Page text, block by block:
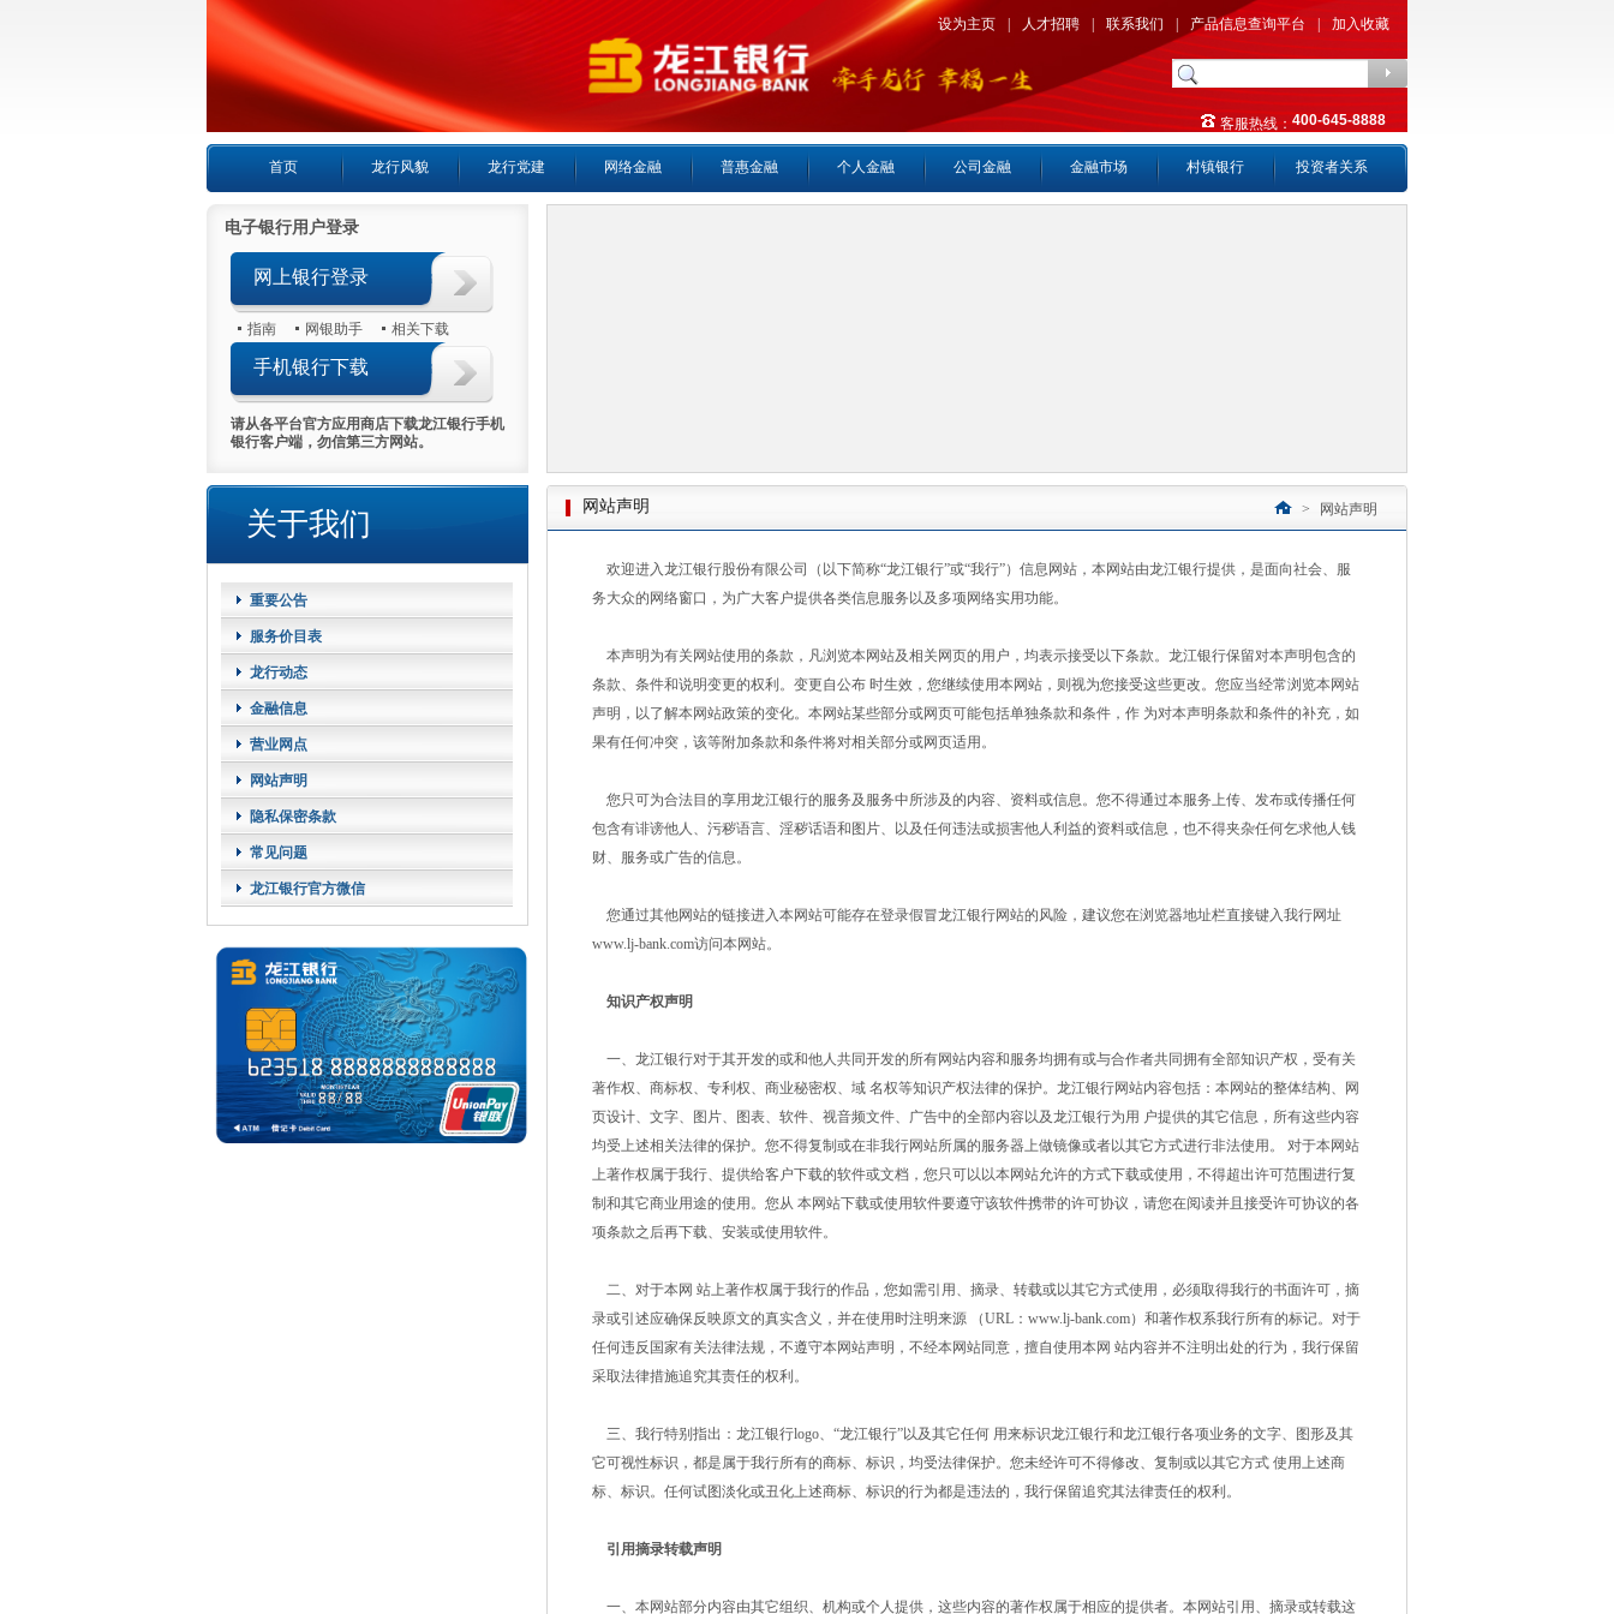
设为主页 人才招聘 联系我们 产品信息查询平台 加入收藏
客服热线：400-645-8888
首页 龙行风貌 龙行党建 网络金融 普惠金融 个人金融 公司金融 金融市场 村镇银行 投资者关系
电子银行用户登录
网上银行登录
指南 网银助手 相关下载
手机银行下载
请从各平台官方应用商店下载龙江银行手机
银行客户端，勿信第三方网站。
关于我们
重要公告
服务价目表
龙行动态
金融信息
营业网点
网站声明
隐私保密条款
常见问题
龙江银行官方微信
网站声明 > 网站声明
欢迎进入龙江银行股份有限公司（以下简称“龙江银行”或“我行”）信息网站，本网站由龙江银行提供，是面向社会、服
务大众的网络窗口，为广大客户提供各类信息服务以及多项网络实用功能。
本声明为有关网站使用的条款，凡浏览本网站及相关网页的用户，均表示接受以下条款。龙江银行保留对本声明包含的
条款、条件和说明变更的权利。变更自公布 时生效，您继续使用本网站，则视为您接受这些更改。您应当经常浏览本网站
声明，以了解本网站政策的变化。本网站某些部分或网页可能包括单独条款和条件，作 为对本声明条款和条件的补充，如
果有任何冲突，该等附加条款和条件将对相关部分或网页适用。
您只可为合法目的享用龙江银行的服务及服务中所涉及的内容、资料或信息。您不得通过本服务上传、发布或传播任何
包含有诽谤他人、污秽语言、淫秽话语和图片、以及任何违法或损害他人利益的资料或信息，也不得夹杂任何乞求他人钱
财、服务或广告的信息。
您通过其他网站的链接进入本网站可能存在登录假冒龙江银行网站的风险，建议您在浏览器地址栏直接键入我行网址
www.lj-bank.com访问本网站。
知识产权声明
一、龙江银行对于其开发的或和他人共同开发的所有网站内容和服务均拥有或与合作者共同拥有全部知识产权，受有关
著作权、商标权、专利权、商业秘密权、域 名权等知识产权法律的保护。龙江银行网站内容包括：本网站的整体结构、网
页设计、文字、图片、图表、软件、视音频文件、广告中的全部内容以及龙江银行为用 户提供的其它信息，所有这些内容
均受上述相关法律的保护。您不得复制或在非我行网站所属的服务器上做镜像或者以其它方式进行非法使用。 对于本网站
上著作权属于我行、提供给客户下载的软件或文档，您只可以以本网站允许的方式下载或使用，不得超出许可范围进行复
制和其它商业用途的使用。您从 本网站下载或使用软件要遵守该软件携带的许可协议，请您在阅读并且接受许可协议的各
项条款之后再下载、安装或使用软件。
二、对于本网 站上著作权属于我行的作品，您如需引用、摘录、转载或以其它方式使用，必须取得我行的书面许可，摘
录或引述应确保反映原文的真实含义，并在使用时注明来源 （URL：www.lj-bank.com）和著作权系我行所有的标记。对于
任何违反国家有关法律法规，不遵守本网站声明，不经本网站同意，擅自使用本网 站内容并不注明出处的行为，我行保留
采取法律措施追究其责任的权利。
三、我行特别指出：龙江银行logo、“龙江银行”以及其它任何 用来标识龙江银行和龙江银行各项业务的文字、图形及其
它可视性标识，都是属于我行所有的商标、标识，均受法律保护。您未经许可不得修改、复制或以其它方式 使用上述商
标、标识。任何试图淡化或丑化上述商标、标识的行为都是违法的，我行保留追究其法律责任的权利。
引用摘录转载声明
一、本网站部分内容由其它组织、机构或个人提供，这些内容的著作权属于相应的提供者。本网站引用、摘录或转载这